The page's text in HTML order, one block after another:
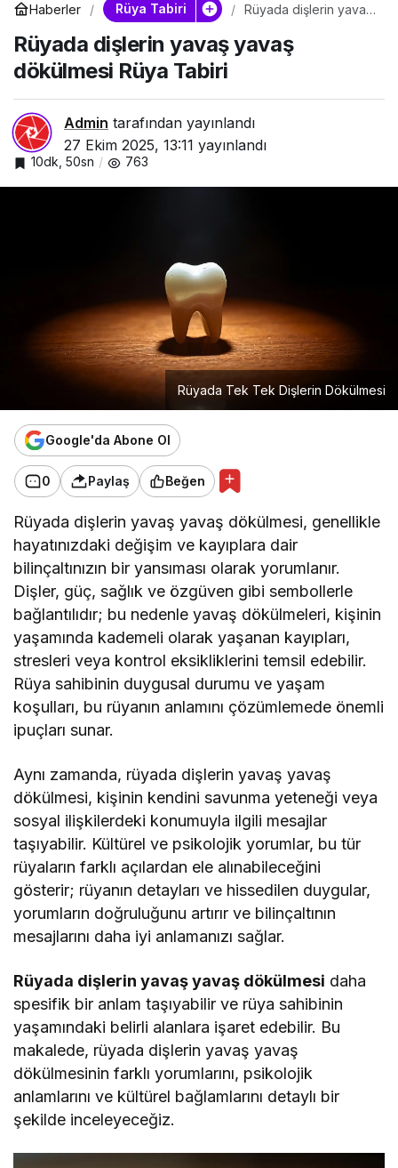
Haberler Rüya Tabiri
Rüyada dişlerin yavaş
Tabiri
Rüyada dişlerin yavaş yavaş
dökülmesi Rüya Tabiri
Admin tarafından yayınlandı
27 Ekim 2025, 13:11 yayınlandı
10dk, 50sn 763
Rüyada Tek Tek Dişlerin Dökülmesi
Google'da Abone Ol
0 Paylaş Beğen
Rüyada dişlerin yavaş yavaş dökülmesi, genellikle
hayatınızdaki değişim ve kayıplara dair
bilinçaltınızın bir yansıması olarak yorumlanır.
Dişler, güç, sağlık ve özgüven gibi sembollerle
bağlantılıdır; bu nedenle yavaş dökülmeleri, kişinin
yaşamında kademeli olarak yaşanan kayıpları,
stresleri veya kontrol eksikliklerini temsil edebilir.
Rüya sahibinin duygusal durumu ve yaşam
koşulları, bu rüyanın anlamını çözümlemede önemli
ipuçları sunar.
Aynı zamanda, rüyada dişlerin yavaş yavaş
dökülmesi, kişinin kendini savunma yeteneği veya
sosyal ilişkilerdeki konumuyla ilgili mesajlar
taşıyabilir. Kültürel ve psikolojik yorumlar, bu tür
rüyaların farklı açılardan ele alınabileceğini
gösterir; rüyanın detayları ve hissedilen duygular,
yorumların doğruluğunu artırır ve bilinçaltının
mesajlarını daha iyi anlamanızı sağlar.
Rüyada dişlerin yavaş yavaş dökülmesi daha
spesifik bir anlam taşıyabilir ve rüya sahibinin
yaşamındaki belirli alanlara işaret edebilir. Bu
makalede, rüyada dişlerin yavaş yavaş
dökülmesinin farklı yorumlarını, psikolojik
anlamlarını ve kültürel bağlamlarını detaylı bir
şekilde inceleyeceğiz.